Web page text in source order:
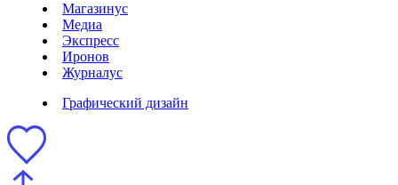
Магазинус
Медиа
Экспресс
Иронов
Журналус
Графический дизайн